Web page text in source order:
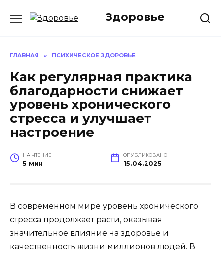
Здоровье
ГЛАВНАЯ » ПСИХИЧЕСКОЕ ЗДОРОВЬЕ
Как регулярная практика
благодарности снижает
уровень хронического
стресса и улучшает
настроение
НА ЧТЕНИЕ
5 мин
ОПУБЛИКОВАНО
15.04.2025
В современном мире уровень хронического
стресса продолжает расти, оказывая
значительное влияние на здоровье и
качественность жизни миллионов людей. В